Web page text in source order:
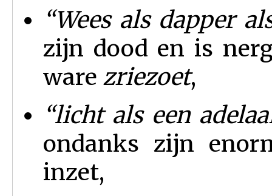
“Wees als dapper
zijn dood en is
ware zriezoet,
“licht als een
ondanks zijn
inzet,